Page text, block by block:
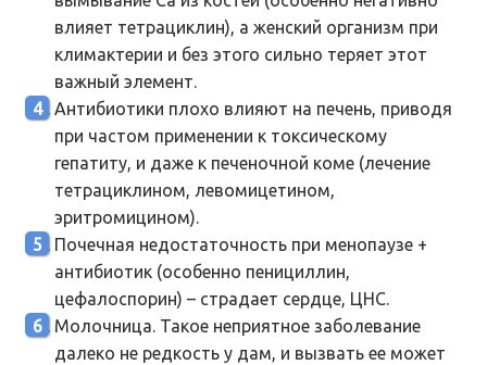
влияет тетрациклин), а женский организм при
климактерии и без этого сильно теряет этот
важный элемент.
Антибиотики плохо влияют на печень, приводя
при частом применении к токсическому
гепатиту, и даже к печеночной коме (лечение
тетрациклином, левомицетином,
эритромицином).
Почечная недостаточность при менопаузе +
антибиотик (особенно пенициллин,
цефалоспорин) – страдает сердце, ЦНС.
Молочница. Такое неприятное заболевание
далеко не редкость у дам, и вызвать ее может